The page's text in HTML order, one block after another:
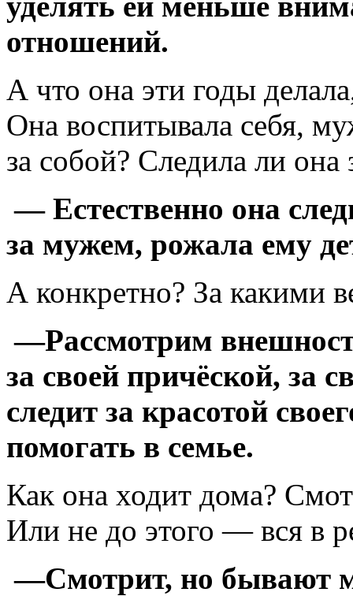
отношений.
А что она эти годы
Она воспитывала себя,
за собой? Следила ли
— Естественно она
за мужем, рожала ему
А конкретно? За какими
—Рассмотрим
за своей причёской, за
следит за красотой
помогать в семье.
Как она ходит дома?
Или не до этого — вся в
—Смотрит, но бывают